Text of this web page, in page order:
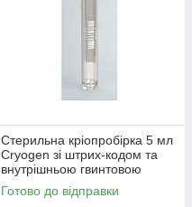
Стерильна кріопробірка 5 мл
Cryogen зі штрих-кодом та
внутрішньою гвинтовою
кришкою (50 шт/уп)
Готово до відправки